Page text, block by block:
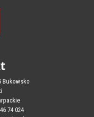
Bukowsko
74 024